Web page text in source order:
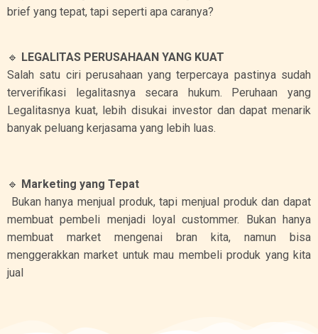
brief yang tepat, tapi seperti apa caranya?
🔹 LEGALITAS PERUSAHAAN YANG KUAT
Salah satu ciri perusahaan yang terpercaya pastinya sudah
terverifikasi legalitasnya secara hukum. Peruhaan yang
Legalitasnya kuat, lebih disukai investor dan dapat menarik
banyak peluang kerjasama yang lebih luas.
🔹 Marketing yang Tepat
Bukan hanya menjual produk, tapi menjual produk dan dapat
membuat pembeli menjadi loyal custommer. Bukan hanya
membuat market mengenai bran kita, namun bisa
menggerakkan market untuk mau membeli produk yang kita
jual